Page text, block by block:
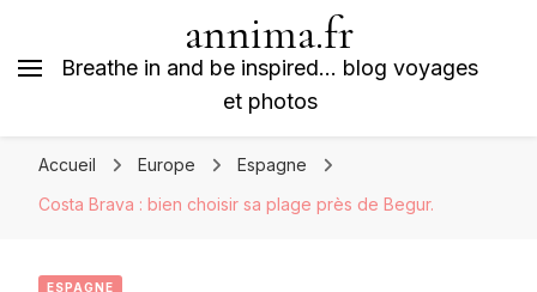
annima.fr
Breathe in and be inspired… blog voyages
et photos
Accueil Europe
Espagne
Costa Brava : bien choisir sa plage près de Begur.
ESPAGNE